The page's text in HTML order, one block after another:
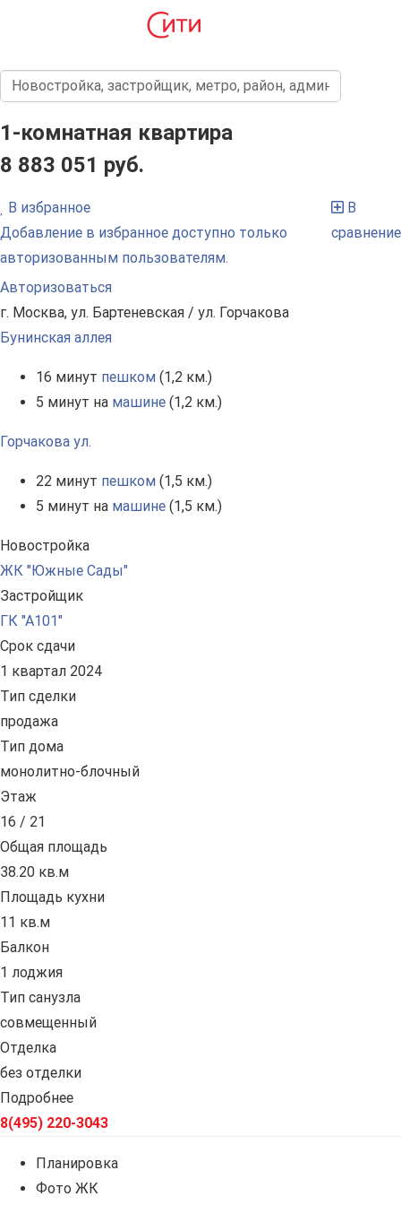
1-комнатная квартира
8 883 051 руб.
В избранное
Добавление в избранное доступно только
авторизованным пользователям.
Авторизоваться
В
сравнение
г. Москва, ул. Бартеневская / ул. Горчакова
Бунинская аллея
16 минут пешком (1,2 км.)
5 минут на машине (1,2 км.)
Горчакова ул.
22 минут пешком (1,5 км.)
5 минут на машине (1,5 км.)
Новостройка
ЖК "Южные Сады"
Застройщик
ГК "А101"
Срок сдачи
1 квартал 2024
Тип сделки
продажа
Тип дома
монолитно-блочный
Этаж
16 / 21
Общая площадь
38.20 кв.м
Площадь кухни
11 кв.м
Балкон
1 лоджия
Тип санузла
совмещенный
Отделка
без отделки
Подробнее
8(495) 220-3043
Планировка
Фото ЖК